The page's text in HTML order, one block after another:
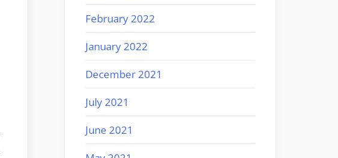
February 2022
January 2022
December 2021
July 2021
June 2021